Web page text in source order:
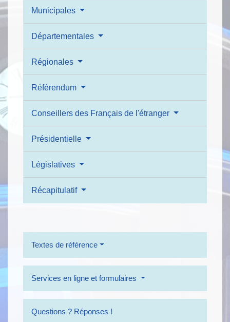
Municipales
Départementales
Régionales
Référendum
Conseillers des Français de l'étranger
Présidentielle
Législatives
Récapitulatif
Textes de référence
Services en ligne et formulaires
Questions ? Réponses !